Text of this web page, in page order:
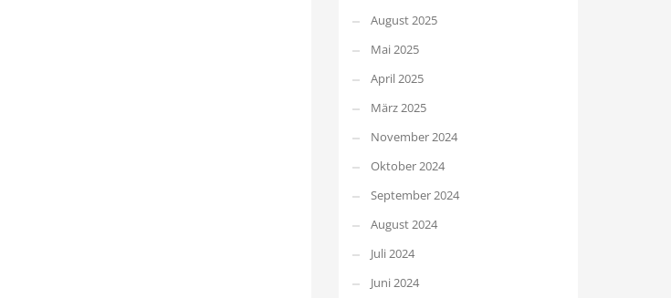
August 2025
Mai 2025
April 2025
März 2025
November 2024
Oktober 2024
September 2024
August 2024
Juli 2024
Juni 2024